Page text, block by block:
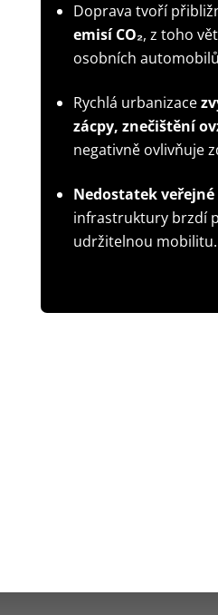
Doprava tvoří
emisí CO₂, z toho
osobních
Rychlá urbanizace
zácpy, znečištění
negativně ovlivňuje
Nedostatek
infrastruktury brzdí
udržitelnou mobilitu.